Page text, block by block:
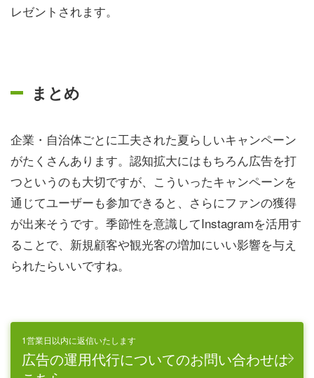
レゼントされます。
まとめ
企業・自治体ごとに工夫された夏らしいキャンペーン
がたくさんあります。認知拡大にはもちろん広告を打
つというのも大切ですが、こういったキャンペーンを
通じてユーザーも参加できると、さらにファンの獲得
が出来そうです。季節性を意識してInstagramを活用す
ることで、新規顧客や観光客の増加にいい影響を与え
られたらいいですね。
1営業日以内に返信いたします
広告の運用代行についてのお問い合わせは